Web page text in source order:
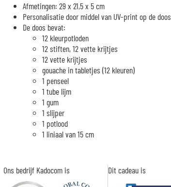
Afmetingen: 29 x 21,5 x 5 cm
Personalisatie door middel van UV-print op de doos
De doos bevat:
12 kleurpotloden
12 stiften, 12 vette krijtjes
12 vette krijtjes
gouache in tabletjes (12 kleuren)
1 penseel
1 tube lijm
1 gum
1 slijper
1 potlood
1 liniaal van 15 cm
Ons bedrijf Kadocom is Dit cadeau is